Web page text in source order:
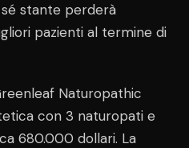
stante perderà
pazienti al termine di
Naturopathic
con 3 naturopati e
680.000 dollari. La